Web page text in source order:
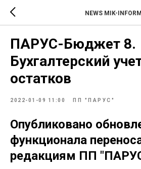
NEWS MIK-INFORM
ПАРУС-Бюджет 8.
Бухгалтерский
остатков
2022-01-09 11:00 ПП "ПАРУС"
Опубликовано
функционала
редакциям ПП